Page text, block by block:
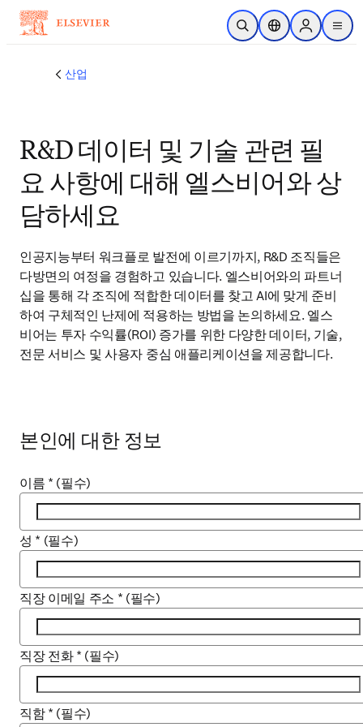
주요 콘텐츠로 건너뛰기
검색 열기위치 선택기Sign in to
menu
산업
R&D 데이터 및 기술 관련 필
요 사항에 대해 엘스비어와 상
담하세요
인공지능부터 워크플로 발전에 이르기까지, R&D 조직들은
다방면의 여정을 경험하고 있습니다. 엘스비어와의 파트너
십을 통해 각 조직에 적합한 데이터를 찾고 AI에 맞게 준비
하여 구체적인 난제에 적용하는 방법을 논의하세요. 엘스
비어는 투자 수익률(ROI) 증가를 위한 다양한 데이터, 기술,
전문 서비스 및 사용자 중심 애플리케이션을 제공합니다.
본인에 대한 정보
이름 * (필수)
성 * (필수)
직장 이메일 주소 * (필수)
직장 전화 * (필수)
직함 * (필수)